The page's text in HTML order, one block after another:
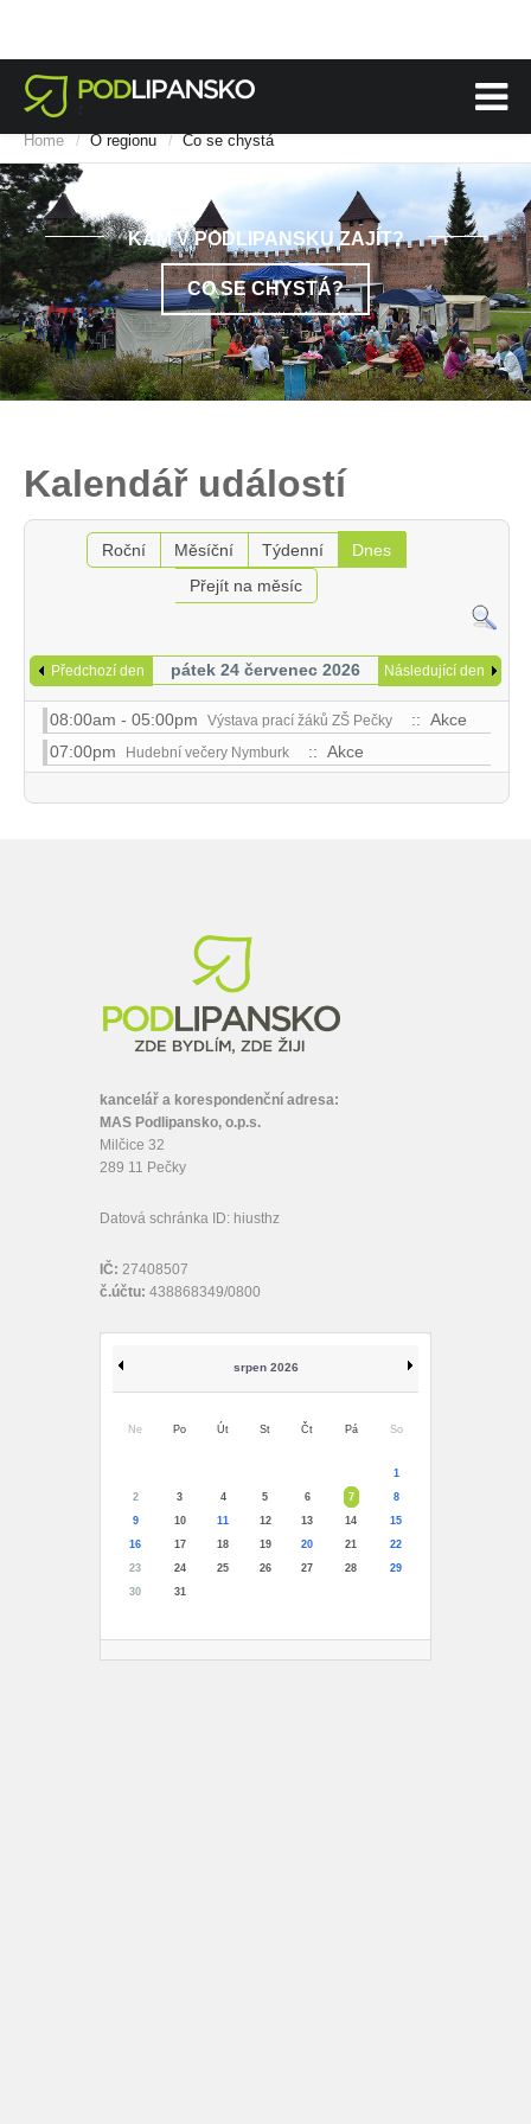
Home / O regionu / Co se chystá
KAM V PODLIPANSKU ZAJÍT?
CO SE CHYSTÁ?
Kalendář událostí
Roční Měsíční Týdenní
Dnes
Přejít na měsíc
Předchozí den pátek 24 červenec 2026 Následující den
08:00am - 05:00pm Výstava prací žáků ZŠ Pečky
:: Akce
07:00pm
Hudební večery Nymburk :: Akce
kancelář a korespondenční adresa:
MAS Podlipansko, o.p.s.
Milčice 32
289 11 Pečky
Datová schránka ID: hiusthz
IČ: 27408507
č.účtu: 438868349/0800
srpen 2026
Ne Po Út St Čt Pá So
1
2
3 4 5 6 7
8
9
10 11 12 13 14
15
16
17 18 19 20 21
22
23
24 25 26 27 28
29
30
31